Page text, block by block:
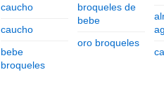
caucho
caucho
bebe
broqueles
broqueles de
bebe
oro broqueles